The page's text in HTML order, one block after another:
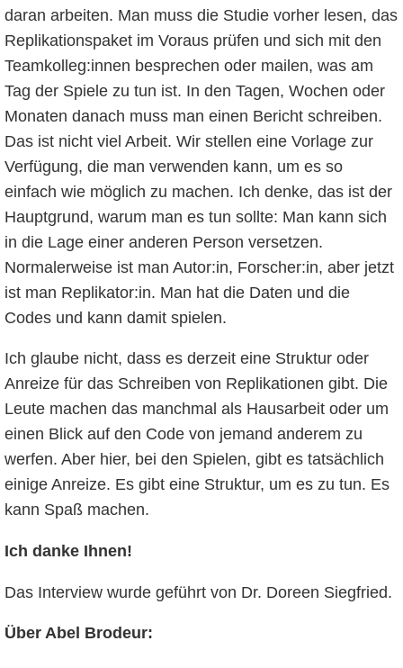
daran arbeiten. Man muss die Studie vorher lesen, das
Replikationspaket im Voraus prüfen und sich mit den
Teamkolleg:innen besprechen oder mailen, was am
Tag der Spiele zu tun ist. In den Tagen, Wochen oder
Monaten danach muss man einen Bericht schreiben.
Das ist nicht viel Arbeit. Wir stellen eine Vorlage zur
Verfügung, die man verwenden kann, um es so
einfach wie möglich zu machen. Ich denke, das ist der
Hauptgrund, warum man es tun sollte: Man kann sich
in die Lage einer anderen Person versetzen.
Normalerweise ist man Autor:in, Forscher:in, aber jetzt
ist man Replikator:in. Man hat die Daten und die
Codes und kann damit spielen.
Ich glaube nicht, dass es derzeit eine Struktur oder
Anreize für das Schreiben von Replikationen gibt. Die
Leute machen das manchmal als Hausarbeit oder um
einen Blick auf den Code von jemand anderem zu
werfen. Aber hier, bei den Spielen, gibt es tatsächlich
einige Anreize. Es gibt eine Struktur, um es zu tun. Es
kann Spaß machen.
Ich danke Ihnen!
Das Interview wurde geführt von Dr. Doreen Siegfried.
Über Abel Brodeur: